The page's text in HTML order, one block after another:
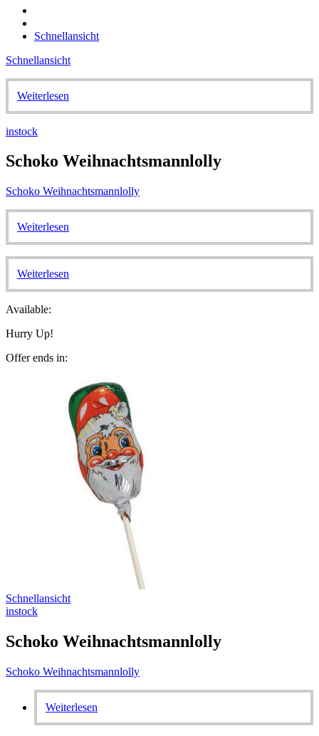
Schnellansicht
Schnellansicht
Weiterlesen
instock
Schoko Weihnachtsmannlolly
Schoko Weihnachtsmannlolly
Weiterlesen
Weiterlesen
Available:
Hurry Up!
Offer ends in:
Schnellansicht
instock
Schoko Weihnachtsmannlolly
Schoko Weihnachtsmannlolly
Weiterlesen